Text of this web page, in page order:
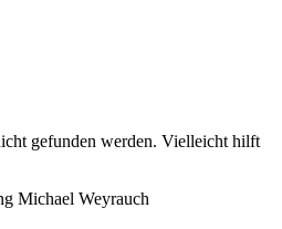
gefunden werden. Vielleicht hilft
Michael Weyrauch